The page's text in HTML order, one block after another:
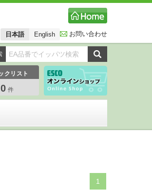
日本語 English お問い合わせ
クリスト
0 件
1